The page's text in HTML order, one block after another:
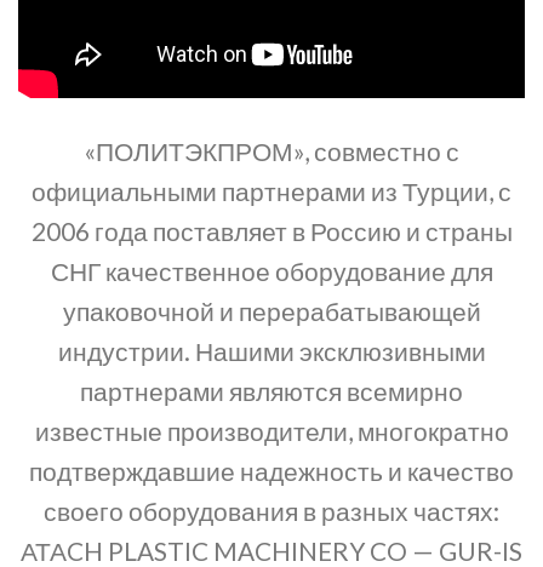
«ПОЛИТЭКПРОМ», совместно с
официальными партнерами из Турции, с
2006 года поставляет в Россию и страны
СНГ качественное оборудование для
упаковочной и перерабатывающей
индустрии. Нашими эксклюзивными
партнерами являются всемирно
известные производители, многократно
подтверждавшие надежность и качество
своего оборудования в разных частях:
АТАCH PLASTIC MACHINERY CO — GUR-IS